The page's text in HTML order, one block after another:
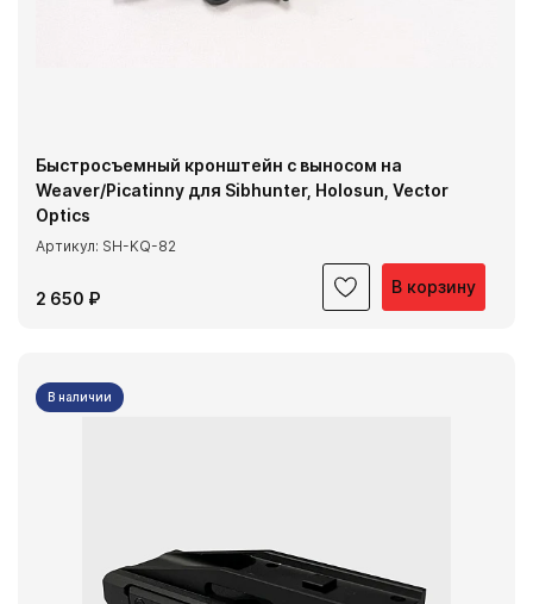
В корзину
Быстросъемный кронштейн с выносом на
Weaver/Picatinny для Sibhunter, Holosun, Vector
Optics
Артикул: SH-KQ-82
2 650 ₽
В наличии